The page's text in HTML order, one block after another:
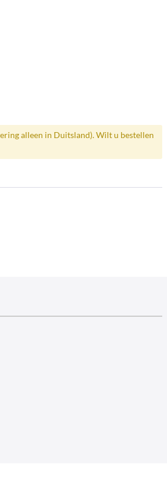
alleen in Duitsland). Wilt u bestellen